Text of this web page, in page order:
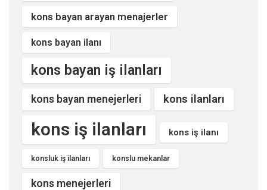
kons bayan arayan menajerler
kons bayan ilanı
kons bayan iş ilanları
kons bayan menejerleri kons ilanları
kons iş ilanları kons iş ilanı
konsluk iş ilanları konslu mekanlar
kons menejerleri